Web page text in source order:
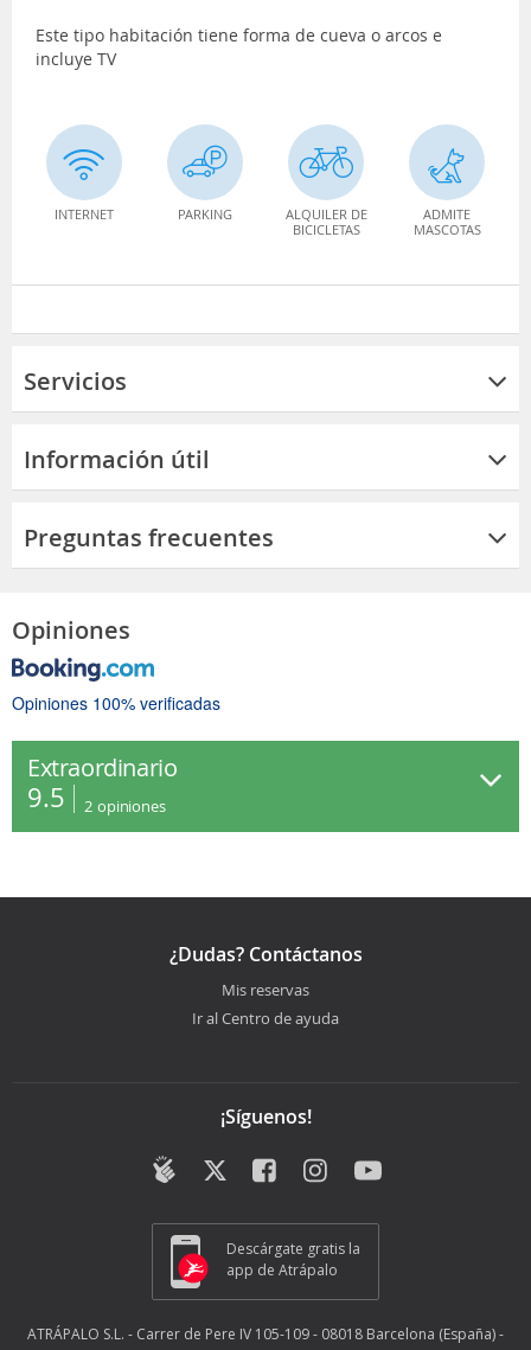
Este tipo habitación tiene forma de cueva o arcos e
incluye TV
INTERNET PARKING
ALQUILER DE
BICICLETAS
ADMITE
MASCOTAS
Servicios
Información útil
Preguntas frecuentes
Opiniones
Opiniones 100% verificadas
Extraordinario
9.5 2 opiniones
¿Dudas? Contáctanos
Mis reservas
Ir al Centro de ayuda
¡Síguenos!
Descárgate gratis la
app de Atrápalo
ATRÁPALO S.L. - Carrer de Pere IV 105-109 - 08018 Barcelona (España) -